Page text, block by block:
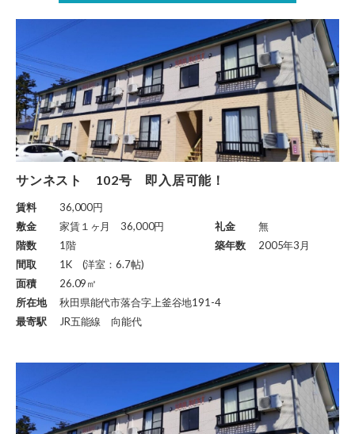
サンネスト 102号 即入居可能！
賃料
36,000円
敷金
家賃１ヶ月 36,000円 礼金
無
階数
1階 築年数
2005年3月
間取
1K (洋室：6.7帖)
面積
26.09㎡
所在地
秋田県能代市落合字上釜谷地191-4
最寄駅
JR五能線 向能代